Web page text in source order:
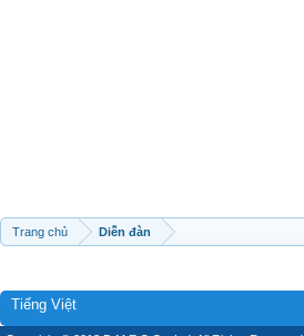
Trang chủ Diễn đàn
Tiếng Việt